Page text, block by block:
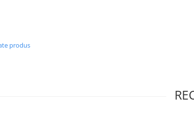
produs